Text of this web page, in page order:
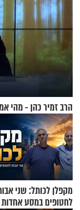
הרב זמיר כהן - מהי
מקפלן לכותל: שני
לחטופים במסע